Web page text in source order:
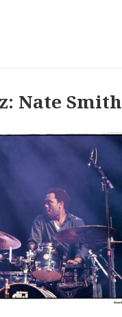
Nate Smith